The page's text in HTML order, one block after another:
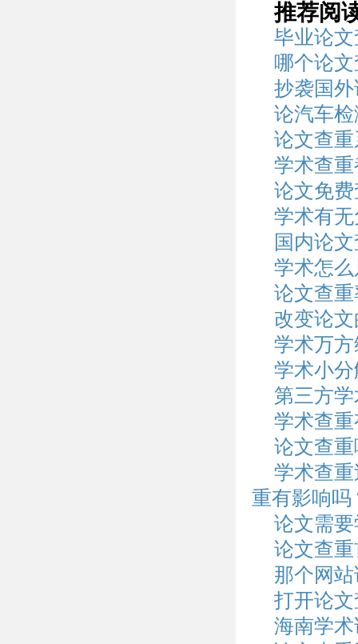
推荐阅
毕业论
哪个论
抄袭国
论汽车
论文查
学术查
论文免
学术有
国内论
学术怎
论文查
改变论
学术万
学术小
第三方
学术查
论文查
学术查
重有影响吗
论文需
论文查
那个网
打开论
海南学